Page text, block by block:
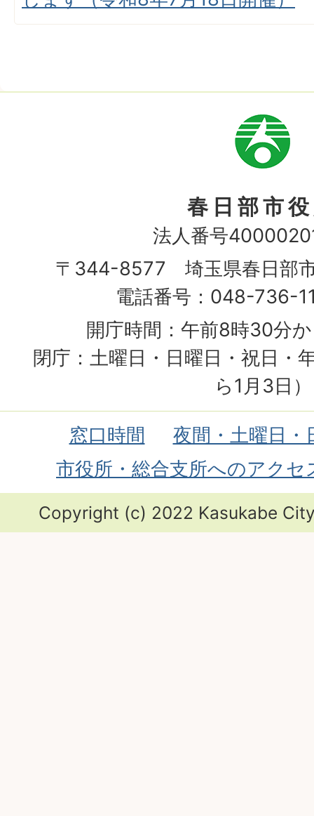
市
章
春日部市
法人番号
〒344-8577 埼玉県春日部
電話番号：048-736-
開庁時間：午前8時30分
閉庁：土曜日・日曜日・祝日・
ら1月3日）
窓口時間
夜間・土曜日・
市役所・総合支所へのアクセ
Copyright (c) 2022 Kasukabe